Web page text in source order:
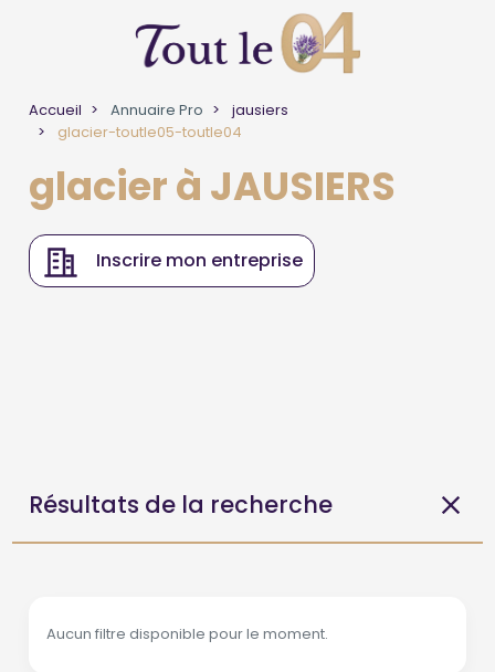
Accueil Annuaire Pro
jausiers
glacier-toutle05-toutle04
glacier à JAUSIERS
Inscrire mon entreprise
Résultats de la recherche
Aucun filtre disponible pour le moment.